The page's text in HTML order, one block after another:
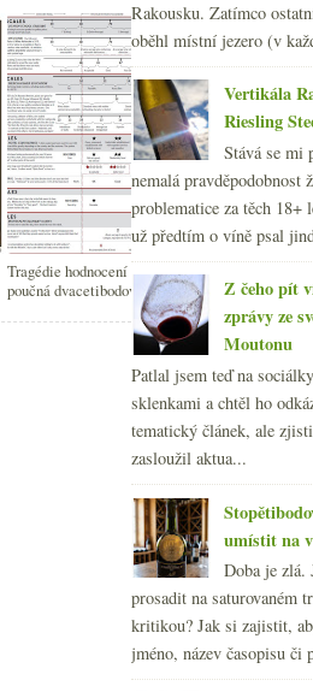
Tragédie hodnocení a
poučná dvacetibodová
Tolik medailí až oči
přecházejí
Rakousku. Zatímco
oběhl místní jezero (v
Vertikála
Riesling
Stává se mi
nemalá pravděpodobnost
problematice za těch 18+
už předtím o víně psal
Z čeho pít
zprávy ze
Moutonu
Patlal jsem teď na
sklenkami a chtěl ho
tematický článek, ale
zasloužil aktua...
umístit na
Doba je zlá.
prosadit na saturovaném
kritikou? Jak si zajistit,
jméno, název časopisu či